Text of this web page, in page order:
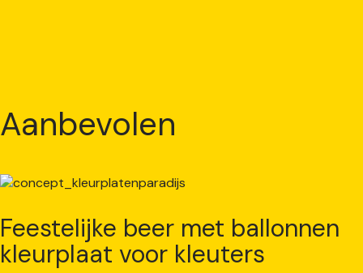
Aanbevolen
Feestelijke beer met ballonnen
kleurplaat voor kleuters